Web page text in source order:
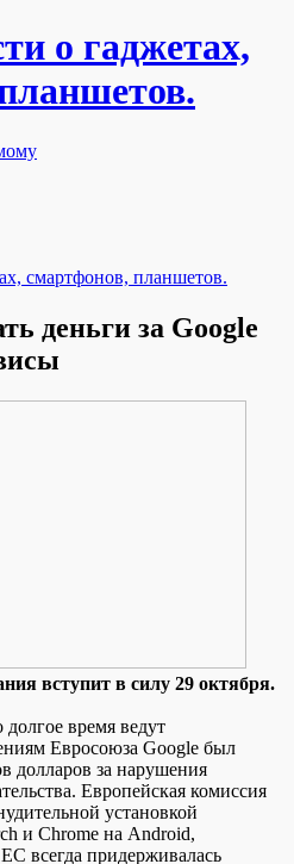
о гаджетах,
деньги за Google
вступит в силу 29 октября.
время ведут
Евросоюза Google был
долларов за нарушения
Европейская комиссия
установкой
и Chrome на Android,
всегда придерживалась